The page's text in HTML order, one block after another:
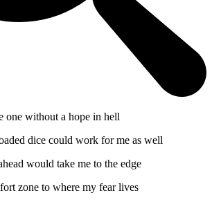
one without a hope in hell
dice could work for me as well
would take me to the edge
zone to where my fear lives